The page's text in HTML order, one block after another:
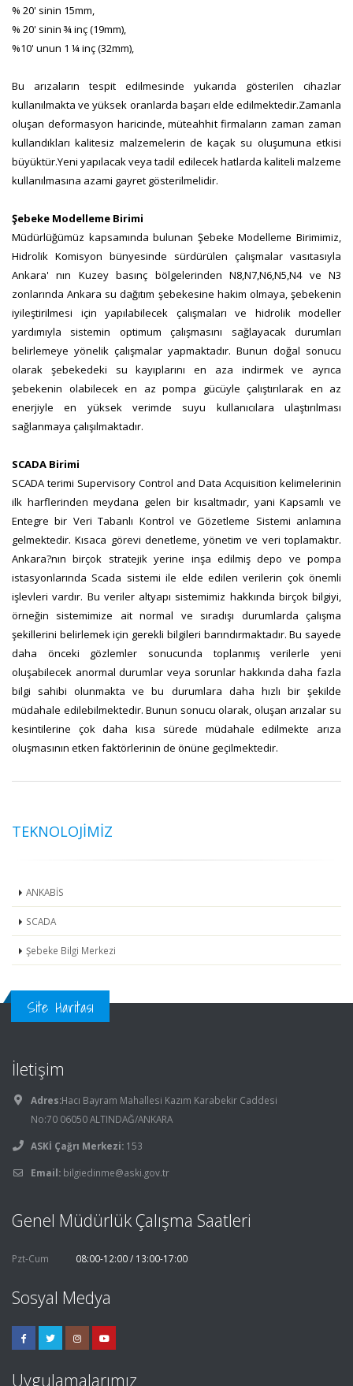
% 20' sinin 15mm,
% 20' sinin ¾ inç (19mm),
%10' unun 1 ¼ inç (32mm),
Bu arızaların tespit edilmesinde yukarıda gösterilen cihazlar
kullanılmakta ve yüksek oranlarda başarı elde edilmektedir.Zamanla
oluşan deformasyon haricinde, müteahhit firmaların zaman zaman
kullandıkları kalitesiz malzemelerin de kaçak su oluşumuna etkisi
büyüktür.Yeni yapılacak veya tadil edilecek hatlarda kaliteli malzeme
kullanılmasına azami gayret gösterilmelidir.
Şebeke Modelleme Birimi
Müdürlüğümüz kapsamında bulunan Şebeke Modelleme Birimimiz,
Hidrolik Komisyon bünyesinde sürdürülen çalışmalar vasıtasıyla
Ankara' nın Kuzey basınç bölgelerinden N8,N7,N6,N5,N4 ve N3
zonlarında Ankara su dağıtım şebekesine hakim olmaya, şebekenin
iyileştirilmesi için yapılabilecek çalışmaları ve hidrolik modeller
yardımıyla sistemin optimum çalışmasını sağlayacak durumları
belirlemeye yönelik çalışmalar yapmaktadır. Bunun doğal sonucu
olarak şebekedeki su kayıplarını en aza indirmek ve ayrıca
şebekenin olabilecek en az pompa gücüyle çalıştırılarak en az
enerjiyle en yüksek verimde suyu kullanıcılara ulaştırılması
sağlanmaya çalışılmaktadır.
SCADA Birimi
SCADA terimi Supervisory Control and Data Acquisition kelimelerinin
ilk harflerinden meydana gelen bir kısaltmadır, yani Kapsamlı ve
Entegre bir Veri Tabanlı Kontrol ve Gözetleme Sistemi anlamına
gelmektedir. Kısaca görevi denetleme, yönetim ve veri toplamaktır.
Ankara?nın birçok stratejik yerine inşa edilmiş depo ve pompa
istasyonlarında Scada sistemi ile elde edilen verilerin çok önemli
işlevleri vardır. Bu veriler altyapı sistemimiz hakkında birçok bilgiyi,
örneğin sistemimize ait normal ve sıradışı durumlarda çalışma
şekillerini belirlemek için gerekli bilgileri barındırmaktadır. Bu sayede
daha önceki gözlemler sonucunda toplanmış verilerle yeni
oluşabilecek anormal durumlar veya sorunlar hakkında daha fazla
bilgi sahibi olunmakta ve bu durumlara daha hızlı bir şekilde
müdahale edilebilmektedir. Bunun sonucu olarak, oluşan arızalar su
kesintilerine çok daha kısa sürede müdahale edilmekte arıza
oluşmasının etken faktörlerinin de önüne geçilmektedir.
TEKNOLOJİMİZ
ANKABİS
SCADA
Şebeke Bilgi Merkezi
Site Haritası
İletişim
Adres:Hacı Bayram Mahallesi Kazım Karabekir Caddesi
No:70 06050 ALTINDAĞ/ANKARA
ASKİ Çağrı Merkezi: 153
Email: bilgiedinme@aski.gov.tr
Genel Müdürlük Çalışma Saatleri
Pzt-Cum 08:00-12:00 / 13:00-17:00
Sosyal Medya
Uygulamalarımız